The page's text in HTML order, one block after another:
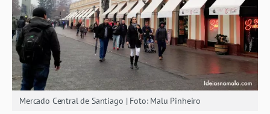
Mercado Central de Santiago | Foto: Malu Pinheiro